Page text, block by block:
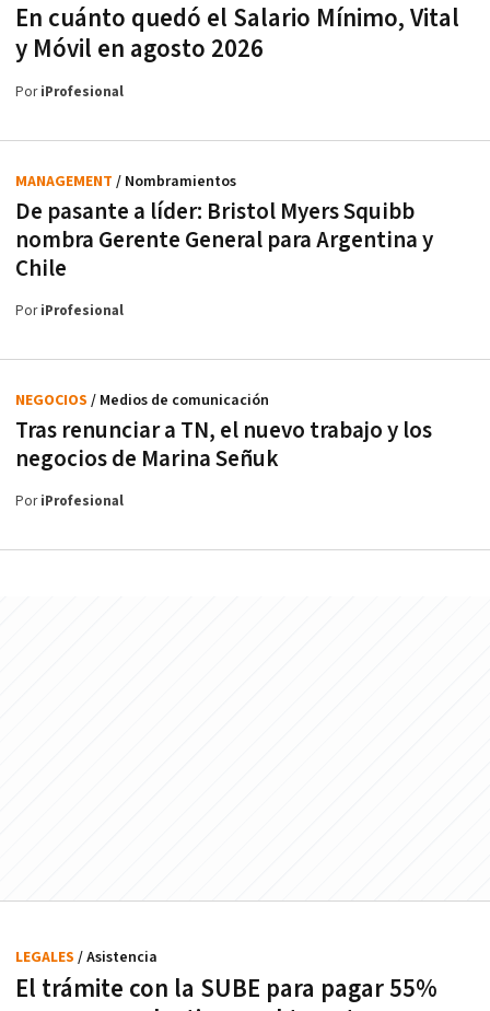
En cuánto quedó el Salario Mínimo, Vital
y Móvil en agosto 2026
PoriProfesional
De pasante a líder: Bristol Myers Squibb
nombra Gerente General para Argentina y
Chile
MANAGEMENT / Nombramientos
PoriProfesional
Tras renunciar a TN, el nuevo trabajo y los
negocios de Marina Señuk
NEGOCIOS / Medios de comunicación
PoriProfesional
El trámite con la SUBE para pagar 55%
LEGALES / Asistencia